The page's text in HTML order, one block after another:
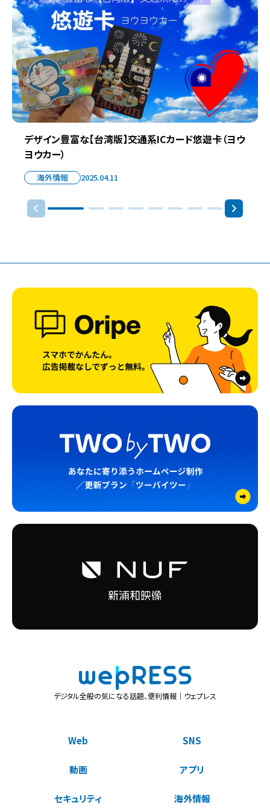
デザイン豊富な【台湾版】交通系ICカード悠遊卡（ヨウ
ヨウカー）
海外情報 2025.04.11
デジタル全般の気になる話題、便利情報｜ウェプレス
Web SNS
動画 アプリ
セキュリティ 海外情報